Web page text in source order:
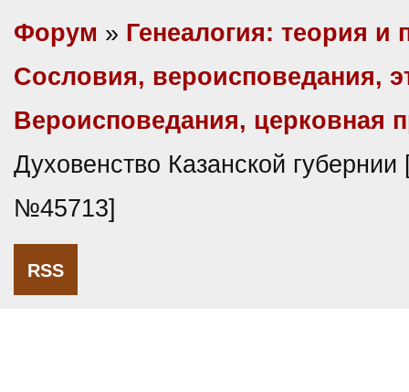
Форум » Генеалогия: теория и
Сословия, вероисповедания,
Вероисповедания, церковная
Духовенство Казанской губернии
№45713]
RSS